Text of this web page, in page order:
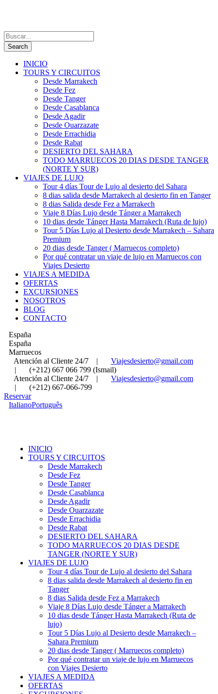
INICIO
TOURS Y CIRCUITOS
Desde Marrakech
Desde Fez
Desde Tanger
Desde Casablanca
Desde Agadir
Desde Ouarzazate
Desde Errachidia
Desde Rabat
DESIERTO DEL SAHARA
TODO MARRUECOS 20 DIAS DESDE TANGER
(NORTE Y SUR)
VIAJES DE LUJO
Tour 4 días Tour de Lujo al desierto del Sahara
8 dias salida desde Marrakech al desierto fin en Tanger
8 dias Salida desde Fez a Marrakech
Viaje 8 Días Lujo desde Tánger a Marrakech
10 dias desde Tánger Hasta Marrakech (Ruta de lujo)
Tour 5 Días Lujo al Desierto desde Marrakech – Sahara
Premium
20 dias desde Tanger ( Marruecos completo)
Por qué contratar un viaje de lujo en Marruecos con
Viajes Desierto
VIAJES A MEDIDA
OFERTAS
EXCURSIONES
NOSOTROS
BLOG
CONTACTO
España
España
Marruecos
Atención al Cliente 24/7
|
Viajesdesierto@gmail.com
|
(+212) 667 066 799 (Ismail)
Atención al Cliente 24/7
|
Viajesdesierto@gmail.com
|
(+212) 667-066-799
Reservar
ItalianoPortuguês
INICIO
TOURS Y CIRCUITOS
Desde Marrakech
Desde Fez
Desde Tanger
Desde Casablanca
Desde Agadir
Desde Ouarzazate
Desde Errachidia
Desde Rabat
DESIERTO DEL SAHARA
TODO MARRUECOS 20 DIAS DESDE
TANGER (NORTE Y SUR)
VIAJES DE LUJO
Tour 4 días Tour de Lujo al desierto del Sahara
8 dias salida desde Marrakech al desierto fin en
Tanger
8 dias Salida desde Fez a Marrakech
Viaje 8 Días Lujo desde Tánger a Marrakech
10 dias desde Tánger Hasta Marrakech (Ruta de
lujo)
Tour 5 Días Lujo al Desierto desde Marrakech –
Sahara Premium
20 dias desde Tanger ( Marruecos completo)
Por qué contratar un viaje de lujo en Marruecos
con Viajes Desierto
VIAJES A MEDIDA
OFERTAS